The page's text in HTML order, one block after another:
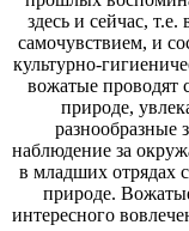
здесь и сейчас,
самочувствием, и
культурно-
вожатые проводят
природе,
разнообразные
наблюдение за
в младших отрядах
природе.
интересного